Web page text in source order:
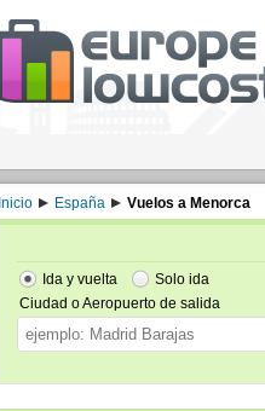
Inicio España Vuelos a Menorca
Ida y vuelta
Solo ida
Ciudad o Aeropuerto de salida